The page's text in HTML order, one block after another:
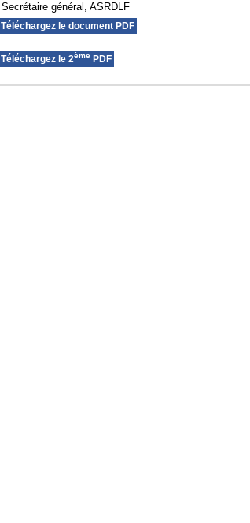
Secrétaire général, ASRDLF
Téléchargez le document PDF
Téléchargez le 2ème PDF